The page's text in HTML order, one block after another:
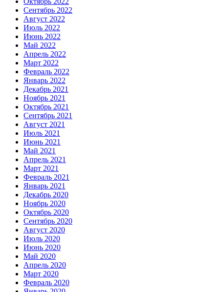
Сентябрь 2022
Август 2022
Июль 2022
Июнь 2022
Май 2022
Апрель 2022
Март 2022
Февраль 2022
Январь 2022
Декабрь 2021
Ноябрь 2021
Октябрь 2021
Сентябрь 2021
Август 2021
Июль 2021
Июнь 2021
Май 2021
Апрель 2021
Март 2021
Февраль 2021
Январь 2021
Декабрь 2020
Ноябрь 2020
Октябрь 2020
Сентябрь 2020
Август 2020
Июль 2020
Июнь 2020
Май 2020
Апрель 2020
Март 2020
Февраль 2020